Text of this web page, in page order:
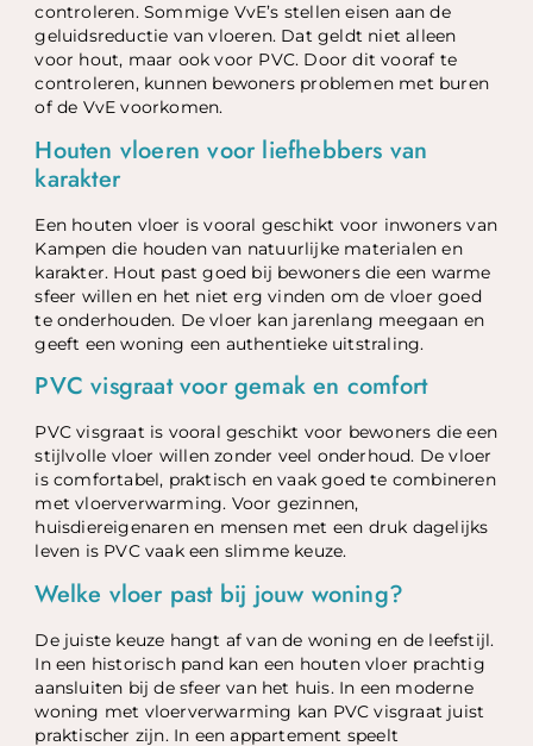
controleren. Sommige VvE’s stellen eisen aan de
geluidsreductie van vloeren. Dat geldt niet alleen
voor hout, maar ook voor PVC. Door dit vooraf te
controleren, kunnen bewoners problemen met buren
of de VvE voorkomen.
Houten vloeren voor liefhebbers van
karakter
Een houten vloer is vooral geschikt voor inwoners van
Kampen die houden van natuurlijke materialen en
karakter. Hout past goed bij bewoners die een warme
sfeer willen en het niet erg vinden om de vloer goed
te onderhouden. De vloer kan jarenlang meegaan en
geeft een woning een authentieke uitstraling.
PVC visgraat voor gemak en comfort
PVC visgraat is vooral geschikt voor bewoners die een
stijlvolle vloer willen zonder veel onderhoud. De vloer
is comfortabel, praktisch en vaak goed te combineren
met vloerverwarming. Voor gezinnen,
huisdiereigenaren en mensen met een druk dagelijks
leven is PVC vaak een slimme keuze.
Welke vloer past bij jouw woning?
De juiste keuze hangt af van de woning en de leefstijl.
In een historisch pand kan een houten vloer prachtig
aansluiten bij de sfeer van het huis. In een moderne
woning met vloerverwarming kan PVC visgraat juist
praktischer zijn. In een appartement speelt